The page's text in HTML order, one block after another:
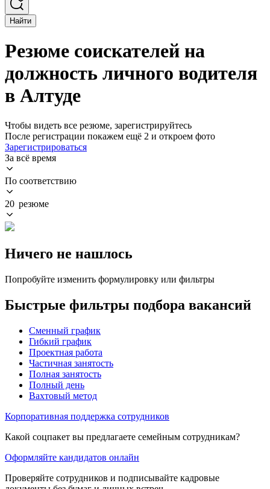
Найти
Резюме соискателей на
должность личного водителя
в Алтуде
Чтобы видеть все резюме, зарегистрируйтесь
После регистрации покажем ещё 2 и откроем фото
Зарегистрироваться
За всё время
По соответствию
20 резюме
Ничего не нашлось
Попробуйте изменить формулировку или фильтры
Быстрые фильтры подбора вакансий
Сменный график
Гибкий график
Проектная работа
Частичная занятость
Полная занятость
Полный день
Вахтовый метод
Корпоративная поддержка сотрудников
Какой соцпакет вы предлагаете семейным сотрудникам?
Оформляйте кандидатов онлайн
Проверяйте сотрудников и подписывайте кадровые